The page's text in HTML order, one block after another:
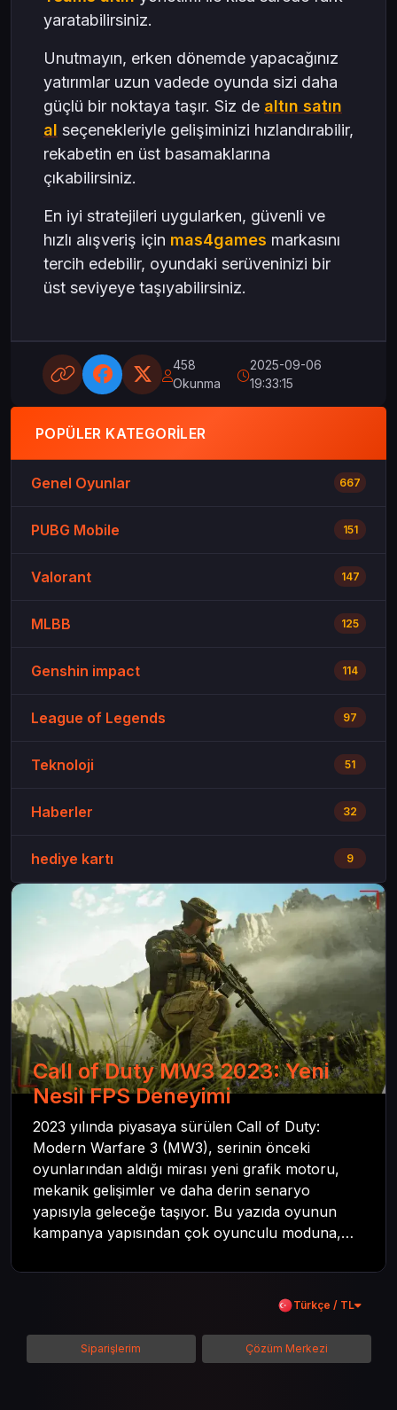
yaratabilirsiniz.
Unutmayın, erken dönemde yapacağınız
yatırımlar uzun vadede oyunda sizi daha
güçlü bir noktaya taşır. Siz de altın satın
al seçenekleriyle gelişiminizi hızlandırabilir,
rekabetin en üst basamaklarına
çıkabilirsiniz.
En iyi stratejileri uygularken, güvenli ve
hızlı alışveriş için mas4games markasını
tercih edebilir, oyundaki serüveninizi bir
üst seviyeye taşıyabilirsiniz.
458
Okunma
2025-09-06
19:33:15
POPÜLER KATEGORILER
Genel Oyunlar 667
PUBG Mobile 151
Valorant 147
MLBB 125
Genshin impact 114
League of Legends 97
Teknoloji 51
Haberler 32
hediye kartı 9
Call of Duty MW3 2023: Yeni
Nesil FPS Deneyimi
2023 yılında piyasaya sürülen Call of Duty:
Modern Warfare 3 (MW3), serinin önceki
oyunlarından aldığı mirası yeni grafik motoru,
mekanik gelişimler ve daha derin senaryo
yapısıyla geleceğe taşıyor. Bu yazıda oyunun
kampanya yapısından çok oyunculu moduna,
kadar her şeyi kapsamaya çalışacaktır. Tüm
içeriği boyunca Call of Duty evreninin
detaylarına inilecek ve steam hediye kartı
kullanımının avantajlarından da bahsedilecektir.
Türkçe / TL
Siparişlerim Çözüm Merkezi